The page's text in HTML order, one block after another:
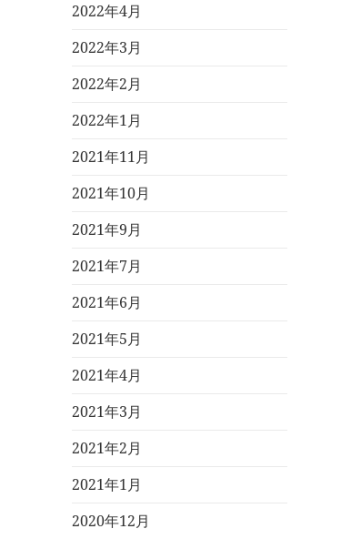
2022年4月
2022年3月
2022年2月
2022年1月
2021年11月
2021年10月
2021年9月
2021年7月
2021年6月
2021年5月
2021年4月
2021年3月
2021年2月
2021年1月
2020年12月